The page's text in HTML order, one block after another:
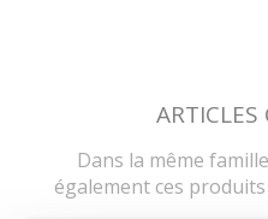
ARTICLES
Dans la même
également ces